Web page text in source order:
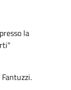
presso la